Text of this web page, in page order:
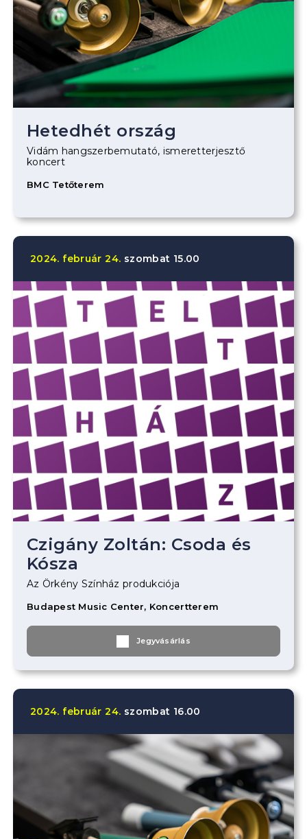
Hetedhét ország
Vidám hangszerbemutató, ismeretterjesztő
koncert
BMC Tetőterem
2024. február 24. szombat 15.00
Czigány Zoltán: Csoda és
Kósza
Az Örkény Színház produkciója
Budapest Music Center, Koncertterem
Jegyvásárlás
2024. február 24. szombat 16.00